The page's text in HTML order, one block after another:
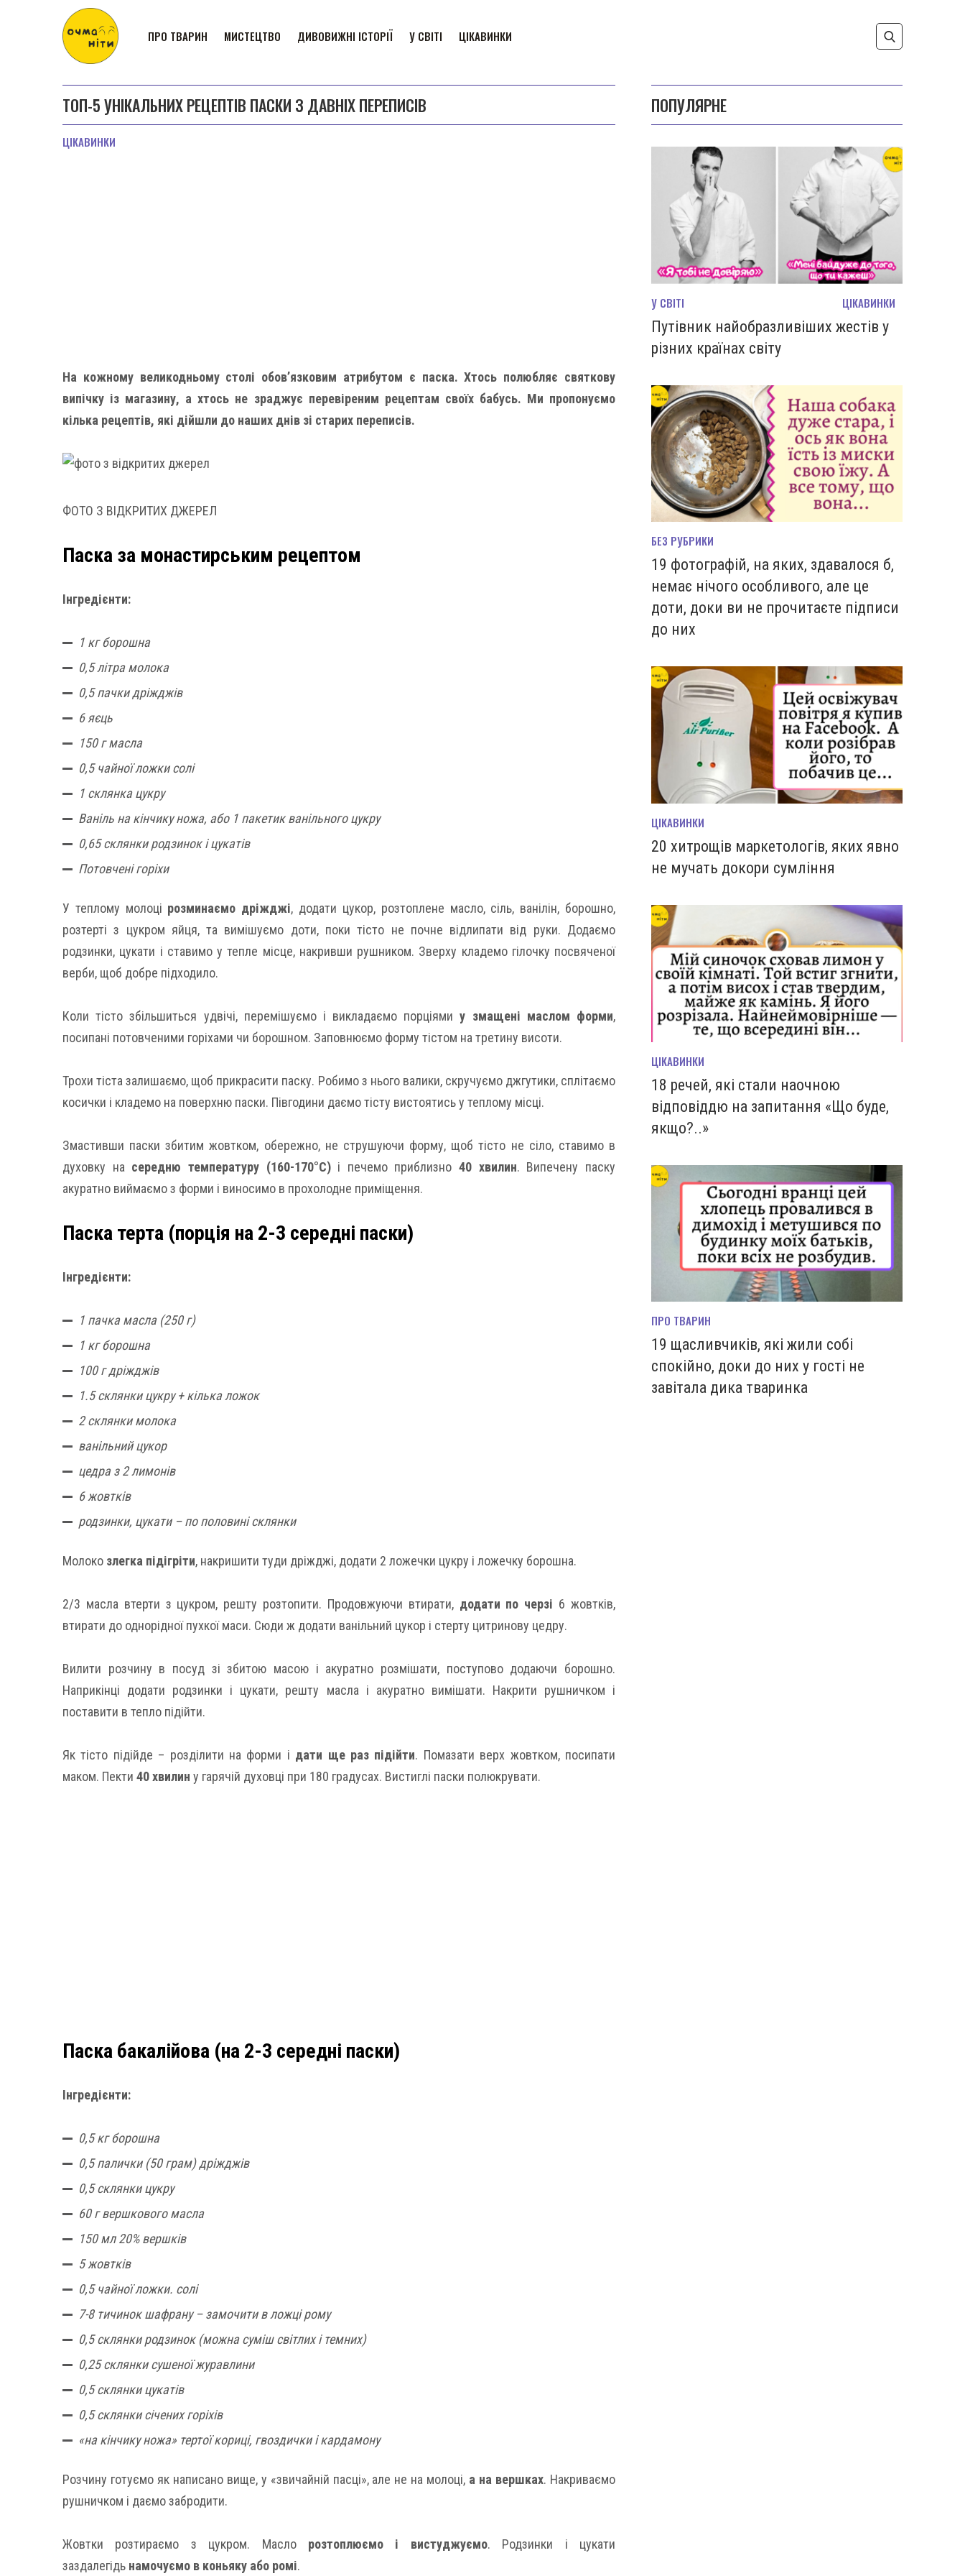
ПРО ТВАРИН МИСТЕЦТВО ДИВОВИЖНІ ІСТОРІЇ У СВІТІ ЦІКАВИНКИ
ТОП-5 УНІКАЛЬНИХ РЕЦЕПТІВ ПАСКИ З ДАВНІХ ПЕРЕПИСІВ
ЦІКАВИНКИ
На кожному великодньому столі обов’язковим атрибутом є паска. Хтось полюбляє святкову
випічку із магазину, а хтось не зраджує перевіреним рецептам своїх бабусь. Ми пропонуємо
кілька рецептів, які дійшли до наших днів зі старих переписів.
ФОТО З ВІДКРИТИХ ДЖЕРЕЛ
Паска за монастирським рецептом
Інгредієнти:
1 кг борошна
0,5 літра молока
0,5 пачки дріжджів
6 яєць
150 г масла
0,5 чайної ложки солі
1 склянка цукру
Ваніль на кінчику ножа, або 1 пакетик ванільного цукру
0,65 склянки родзинок і цукатів
Потовчені горіхи
У теплому молоці розминаємо дріжджі, додати цукор, розтоплене масло, сіль, ванілін, борошно,
розтерті з цукром яйця, та вимішуємо доти, поки тісто не почне відлипати від руки. Додаємо
родзинки, цукати і ставимо у тепле місце, накривши рушником. Зверху кладемо гілочку посвяченої
верби, щоб добре підходило.
Коли тісто збільшиться удвічі, перемішуємо і викладаємо порціями у змащені маслом форми,
посипані потовченими горіхами чи борошном. Заповнюємо форму тістом на третину висоти.
Трохи тіста залишаємо, щоб прикрасити паску. Робимо з нього валики, скручуємо джгутики, сплітаємо
косички і кладемо на поверхню паски. Півгодини даємо тісту вистоятись у теплому місці.
Змастивши паски збитим жовтком, обережно, не струшуючи форму, щоб тісто не сіло, ставимо в
духовку на середню температуру (160-170°C)і печемо приблизно40 хвилин. Випечену паску
акуратно виймаємо з форми і виносимо в прохолодне приміщення.
Паска терта (порція на 2-3 середні паски)
Інгредієнти:
1 пачка масла (250 г)
1 кг борошна
100 г дріжджів
1.5 склянки цукру + кілька ложок
2 склянки молока
ванільний цукор
цедра з 2 лимонів
6 жовтків
родзинки, цукати – по половині склянки
Молоко злегка підігріти, накришити туди дріжджі, додати 2 ложечки цукру і ложечку борошна.
2/3 масла втерти з цукром, решту розтопити. Продовжуючи втирати, додати по черзі 6 жовтків,
втирати до однорідної пухкої маси. Сюди ж додати ванільний цукор і стерту цитринову цедру.
Вилити розчину в посуд зі збитою масою і акуратно розмішати, поступово додаючи борошно.
Наприкінці додати родзинки і цукати, решту масла і акуратно вимішати. Накрити рушничком і
поставити в тепло підійти.
Як тісто підійде – розділити на форми і дати ще раз підійти. Помазати верх жовтком, посипати
маком. Пекти 40 хвилин у гарячій духовці при 180 градусах. Вистиглі паски полюкрувати.
Паска бакалійова (на 2-3 середні паски)
Інгредієнти:
0,5 кг борошна
0,5 палички (50 грам) дріжджів
0,5 склянки цукру
60 г вершкового масла
150 мл 20% вершків
5 жовтків
0,5 чайної ложки. солі
7-8 тичинок шафрану – замочити в ложці рому
0,5 склянки родзинок (можна суміш світлих і темних)
0,25 склянки сушеної журавлини
0,5 склянки цукатів
0,5 склянки січених горіхів
«на кінчику ножа» тертої кориці, гвоздички і кардамону
Розчину готуємо як написано вище, у «звичайній пасці», але не на молоці, а на вершках. Накриваємо
рушничком і даємо забродити.
Жовтки розтираємо з цукром. Масло розтоплюємо і вистуджуємо. Родзинки і цукати
заздалегідь намочуємо в коньяку або ромі.
ПОПУЛЯРНЕ
У СВІТІ ЦІКАВИНКИ
Путівник найобразливіших жестів у
різних країнах світу
БЕЗ РУБРИКИ
19 фотографій, на яких, здавалося б,
немає нічого особливого, але це
доти, доки ви не прочитаєте підписи
до них
ЦІКАВИНКИ
20 хитрощів маркетологів, яких явно
не мучать докори сумління
ЦІКАВИНКИ
18 речей, які стали наочною
відповіддю на запитання «Що буде,
якщо?..»
ПРО ТВАРИН
19 щасливчиків, які жили собі
спокійно, доки до них у гості не
завітала дика тваринка